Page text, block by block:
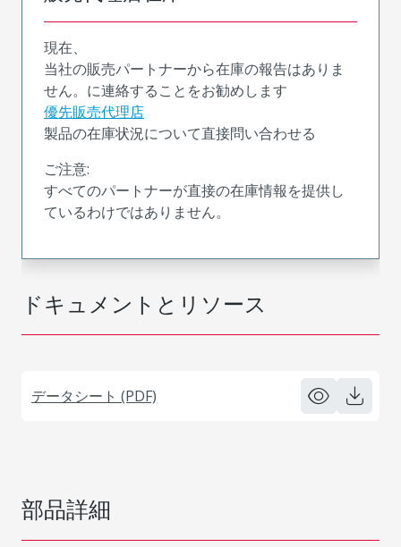
ドキュメントとリソース
データシート (PDF)
現在、
当社の販売パートナーから在庫の報告はありま
せん。に連絡することをお勧めします
優先販売代理店
製品の在庫状況について直接問い合わせる
ご注意:
すべてのパートナーが直接の在庫情報を提供し
ているわけではありません。
部品詳細